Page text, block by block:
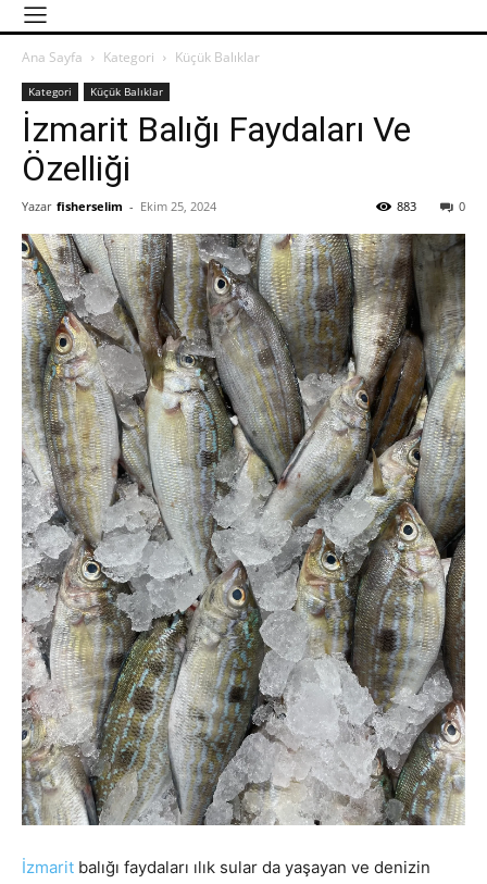
Ana Sayfa Kategori Küçük Balıklar
Kategori Küçük Balıklar
İzmarit Balığı Faydaları Ve
Özelliği
Yazar fisherselim - Ekim 25, 2024 0
883
İzmarit balığı faydaları ılık sular da yaşayan ve denizin